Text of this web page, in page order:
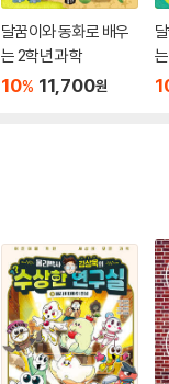
달꿈이와 동화로 배우
는 2학년 과학
10% 11,700원